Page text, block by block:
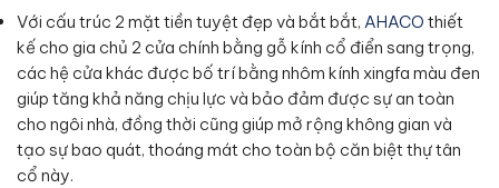
Với cấu trúc 2 mặt tiền tuyệt đẹp và bắt bắt, AHACO thiết
kế cho gia chủ 2 cửa chính bằng gỗ kính cổ điển sang trọng,
các hệ cửa khác được bố trí bằng nhôm kính xingfa màu đen
giúp tăng khả năng chịu lực và bảo đảm được sự an toàn
cho ngôi nhà, đồng thời cũng giúp mở rộng không gian và
tạo sự bao quát, thoáng mát cho toàn bộ căn biệt thự tân
cổ này.